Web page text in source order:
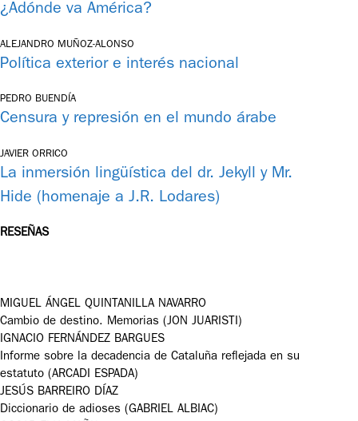
¿Adónde va América?
ALEJANDRO MUÑOZ-ALONSO
Política exterior e interés nacional
PEDRO BUENDÍA
Censura y represión en el mundo árabe
JAVIER ORRICO
La inmersión lingüística del dr. Jekyll y Mr.
Hide (homenaje a J.R. Lodares)
RESEÑAS
MIGUEL ÁNGEL QUINTANILLA NAVARRO
Cambio de destino. Memorias (JON JUARISTI)
IGNACIO FERNÁNDEZ BARGUES
Informe sobre la decadencia de Cataluña reflejada en su
estatuto (ARCADI ESPADA)
JESÚS BARREIRO DÍAZ
Diccionario de adioses (GABRIEL ALBIAC)